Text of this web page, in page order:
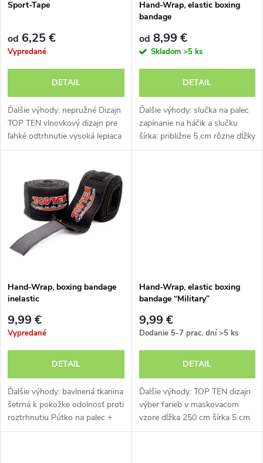
e
p
r
o
d
o
v
p
r
d
u
o
v
Sport-Tape
od 6,25 €
Vypredané
DETAIL
Ďalšie výhody: nepružné Dizajn
TOP TEN vlnovkový dizajn pre
ľahké odtrhnutie vysoká lepiaca
sila
Hand-Wrap, elastic boxing
bandage
od 8,99 €
Skladom >5 ks
DETAIL
Ďalšie výhody: slučka na palec
zapínanie na háčik a slučku
šírka: približne 5 cm rôzne dĺžky
Hand-Wrap, boxing bandage
inelastic
9,99 €
Vypredané
DETAIL
Ďalšie výhody: bavlnená tkanina
šetrná k pokožke odolnosť proti
roztrhnutiu Pútko na palec +
zapínanie na háčik a slučku
Hand-Wrap, elastic boxing
bandage “Military”
9,99 €
Dodanie 5-7 prac. dní >5 ks
DETAIL
Ďalšie výhody: TOP TEN dizajn
výber farieb v maskovacom
vzore dĺžka 250 cm šírka 5 cm
zapínanie na háčik a slučku